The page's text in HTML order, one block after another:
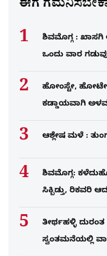
ಈಗ
ಶಿವಮೊಗ್ಗ : ಖಾಸಗಿ
ಒಂದು ವಾರ
ಹೋಂಸ್ಟೇ,
ಕಡ್ಡಾಯವಾಗಿ
ಆಶ್ಲೇಷ ಮಳೆ :
ಶಿವಮೊಗ್ಗ:
ಸಿಕ್ಬಿಡ್ತು, ರಿಕವರಿ
ತೀರ್ಥಹಳ್ಳಿ
ಸ್ವಂತಮನೆಯಲ್ಲಿ